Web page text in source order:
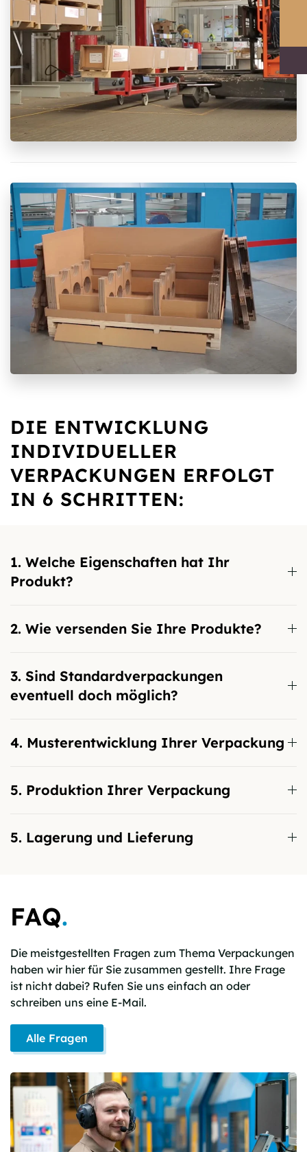
DIE ENTWICKLUNG
INDIVIDUELLER
VERPACKUNGEN ERFOLGT
IN 6 SCHRITTEN:
1. Welche Eigenschaften hat Ihr
Produkt?
2. Wie versenden Sie Ihre Produkte?
3. Sind Standardverpackungen
eventuell doch möglich?
4. Musterentwicklung Ihrer Verpackung
5. Produktion Ihrer Verpackung
5. Lagerung und Lieferung
FAQ.
Die meistgestellten Fragen zum Thema Verpackungen
haben wir hier für Sie zusammen gestellt. Ihre Frage
ist nicht dabei? Rufen Sie uns einfach an oder
schreiben uns eine E-Mail.
Alle Fragen